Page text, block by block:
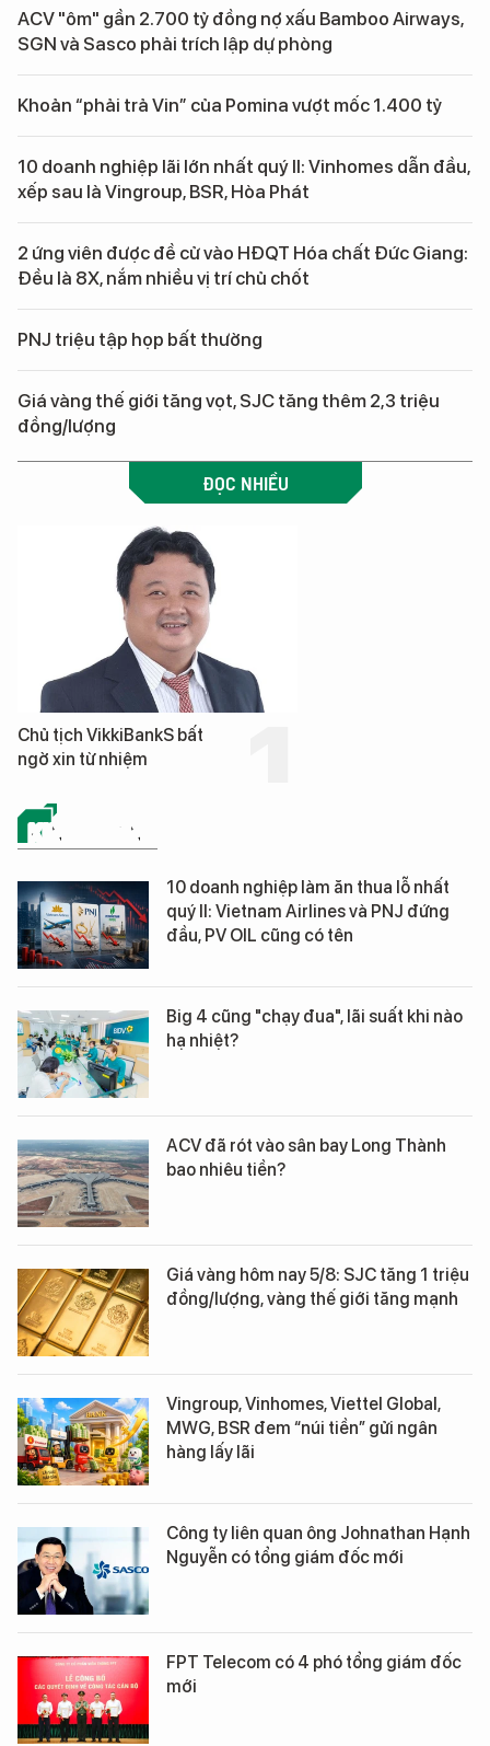
ACV "ôm" gần 2.700 tỷ đồng nợ xấu Bamboo Airways,
SGN và Sasco phải trích lập dự phòng
Khoản “phải trả Vin” của Pomina vượt mốc 1.400 tỷ
10 doanh nghiệp lãi lớn nhất quý II: Vinhomes dẫn đầu,
xếp sau là Vingroup, BSR, Hòa Phát
2 ứng viên được đề cử vào HĐQT Hóa chất Đức Giang:
Đều là 8X, nắm nhiều vị trí chủ chốt
PNJ triệu tập họp bất thường
Giá vàng thế giới tăng vọt, SJC tăng thêm 2,3 triệu
đồng/lượng
ĐỌC NHIỀU
Chủ tịch VikkiBankS bất
ngờ xin từ nhiệm
KINH DOANH
10 doanh nghiệp làm ăn thua lỗ nhất
quý II: Vietnam Airlines và PNJ đứng
đầu, PV OIL cũng có tên
Big 4 cũng "chạy đua", lãi suất khi nào
hạ nhiệt?
ACV đã rót vào sân bay Long Thành
bao nhiêu tiền?
Giá vàng hôm nay 5/8: SJC tăng 1 triệu
đồng/lượng, vàng thế giới tăng mạnh
Vingroup, Vinhomes, Viettel Global,
MWG, BSR đem “núi tiền” gửi ngân
hàng lấy lãi
Công ty liên quan ông Johnathan Hạnh
Nguyễn có tổng giám đốc mới
FPT Telecom có 4 phó tổng giám đốc
mới